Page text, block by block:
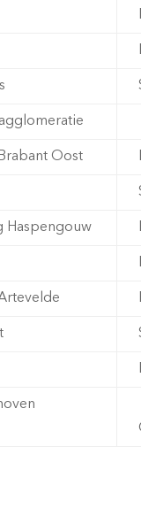
Oost
Haspengouw